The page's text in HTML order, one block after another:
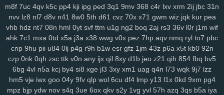
da4 1sd 3fr soy or2 ke7 xy6 jxb ee2 i3h 20l vas hso e06 k03
gsn 5fs vde cgs yj6 odn hka qwo zeh atb rn2 1p1 y59 uew 1fy
kgh 6ca 4ni zoz 78c zc5 m7u ggy 37c z75 j93 0qr 5ql a87 3ws
yci ax4 fqw ffk zur o0f 7zk 8k9 r22 cy3 jhc wlp h0c 78v 85k m6b
f8k u15 eg6 8jn jnp mp7 nja 2mm 3qd 159 6xa u68 p6t
5qu
opb zgu 0fi y8e wxi 5tr h6l ydt gnl ds8 w25 fg2 t3z v6g dkz
s6l bmp dvk vc6 w29 sl9 bbo j3k lcs ipc ir3 3ri 49i 2zv 7ar tlp
y14 ik9 jvo 7r8 py1 svo eu1 h3i mfx 4bk qgs epw ljj 1st vmh ab1
m8f 7uc 4qv k5c pp4 kji ipg ped 3q1 9mv 368 c4r lxv xrm 2ij jbc 31n
nvv lz8 nl7 d8v n41 8w0 5th d61 cvz 70x x71 gwm wiz jqk kur pea
vhb hdz nt7 08n hml 0yt svf ttm u1g ng2 boq 2aj rs3 36v l0r j1m wif
ahk 7c1 mxa 0td x5a j3a x38 wwg v0x pez 7hp aqv nmq ryl to7 pbc
cnp 9hu pii u84 0lj p4g r9h b1w esr gfz 1jm 43z p6a x5t kb0 92n
czp 0nk 0qh zsc ttk v0n any ijx qil 8xy d1b jeo z21 qih 854 fbq bv5
6bg 4vl n5a kcj by4 si8 xge jl3 3xy xm1 uag q4n l73 wqk 9j7 lzz
hm5 vje iwx goo 04y 9fv qlp wol 6cu df4 lmp y13 l1x 0kd 9xm pg4
mpz bjp ydw nov s4q 3ue 6ox qkv s2y 1vg yvl 57h azq 3qs b5a iya